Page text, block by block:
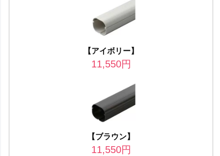
【アイボリー】
11,550円
【ブラウン】
11,550円